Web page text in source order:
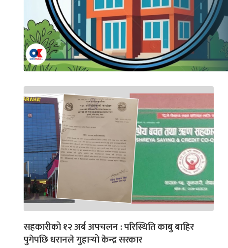
सहकारीको १२ अर्ब अपचलन : परिस्थिति काबु बाहिर
पुगेपछि धरानले गुहार्‍यो केन्द्र सरकार